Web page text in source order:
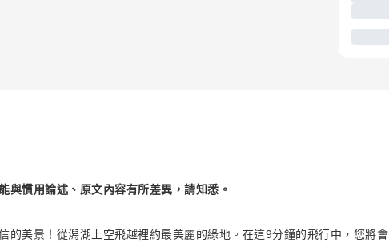
與慣用論述、原文內容有所差異，請知悉。
的美景！從潟湖上空飛越裡約最美麗的綠地。在這9分鐘的飛行中，您將會